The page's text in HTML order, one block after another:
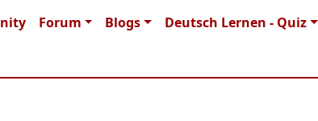
Forum Blogs Deutsch Lernen - Quiz